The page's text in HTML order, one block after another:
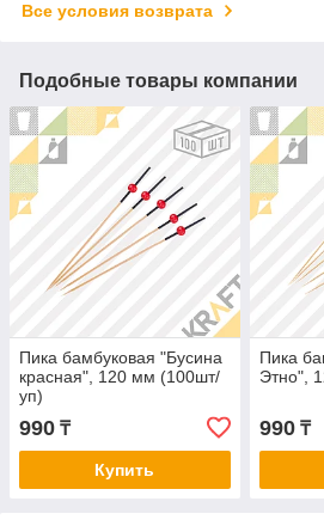
Все условия возврата
Подобные товары компании
Пика бамбуковая "Бусина
красная", 120 мм (100шт/
уп)
990 ₸
Купить
Пика
Этно",
990₸